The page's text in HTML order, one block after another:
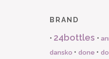
BRAND
• 24bottles •
dansko • done •